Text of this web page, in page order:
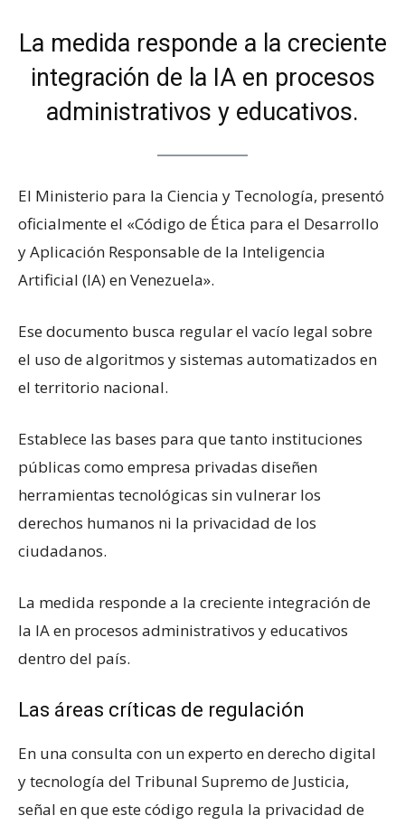
La medida responde a la creciente
integración de la IA en procesos
administrativos y educativos.
El Ministerio para la Ciencia y Tecnología, presentó
oficialmente el «Código de Ética para el Desarrollo
y Aplicación Responsable de la Inteligencia
Artificial (IA) en Venezuela».
Ese documento busca regular el vacío legal sobre
el uso de algoritmos y sistemas automatizados en
el territorio nacional.
Establece las bases para que tanto instituciones
públicas como empresa privadas diseñen
herramientas tecnológicas sin vulnerar los
derechos humanos ni la privacidad de los
ciudadanos.
La medida responde a la creciente integración de
la IA en procesos administrativos y educativos
dentro del país.
Las áreas críticas de regulación
En una consulta con un experto en derecho digital
y tecnología del Tribunal Supremo de Justicia,
señal en que este código regula la privacidad de